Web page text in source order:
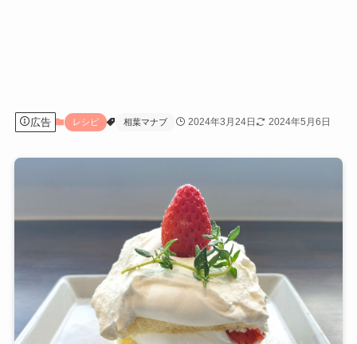
広告 レシピ 相葉マナブ 2024年3月24日 2024年5月6日